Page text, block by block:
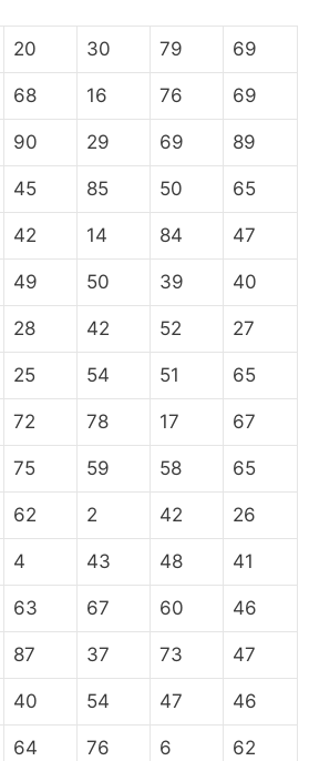
20 30 79 69
68 16 76 69
90 29 69 89
45 85 50 65
42 14 84 47
49 50 39 40
28 42 52 27
25 54 51 65
72 78 17 67
75 59 58 65
62 2 42 26
4 43 48 41
63 67 60 46
87 37 73 47
40 54 47 46
64 76 6 62